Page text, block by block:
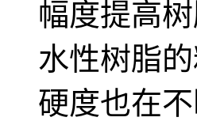
幅度提高
水性树脂
硬度也在